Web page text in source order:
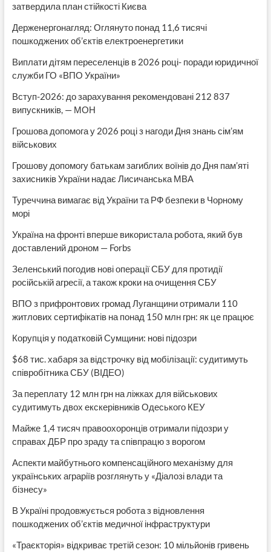
затвердила план стійкості Києва
Держенергонагляд: Оглянуто понад 11,6 тисячі
пошкоджених об’єктів електроенергетики
Виплати дітям переселенців в 2026 році- поради юридичної
служби ГО «ВПО України»
Вступ-2026: до зарахування рекомендовані 212 837
випускників, — МОН
Грошова допомога у 2026 році з нагоди Дня знань сім’ям
військових
Грошову допомогу батькам загиблих воїнів до Дня пам’яті
захисників України надає Лисичанська МВА
Туреччина вимагає від України та РФ безпеки в Чорному
морі
Україна на фронті вперше використала робота, який був
доставлений дроном — Forbs
Зеленський погодив нові операції СБУ для протидії
російській агресії, а також кроки на очищення СБУ
ВПО з прифронтових громад Луганщини отримали 110
житлових сертифікатів на понад 150 млн грн: як це працює
Корупція у податковій Сумщини: нові підозри
$68 тис. хабаря за відстрочку від мобілізації: судитимуть
співробітника СБУ (ВІДЕО)
За переплату 12 млн грн на ліжках для військових
судитимуть двох екскерівників Одеського КЕУ
Майже 1,4 тисяч правоохоронців отримали підозри у
справах ДБР про зраду та співпрацю з ворогом
Аспекти майбутнього компенсаційного механізму для
українських аграріїв розглянуть у «Діалозі влади та
бізнесу»
В Україні продовжується робота з відновлення
пошкоджених об’єктів медичної інфраструктури
«Траєкторія» відкриває третій сезон: 10 мільйонів гривень